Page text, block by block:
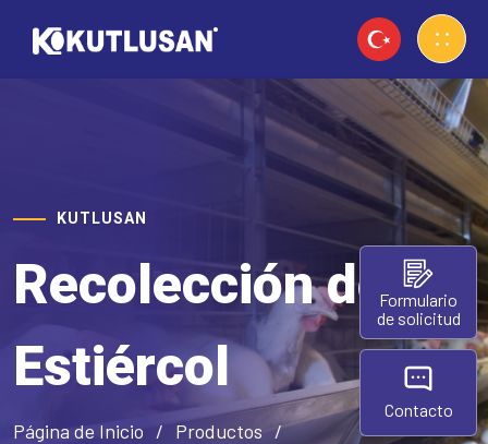
KUTLUSAN
Recolección de
Estiércol
Página de Inicio
Productos
Formulario
de solicitud
Contacto